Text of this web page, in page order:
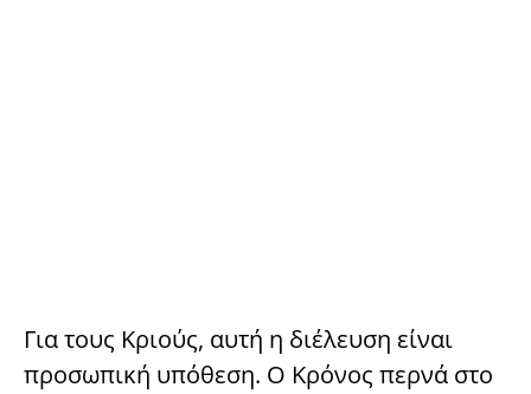
Για τους Κριούς, αυτή η διέλευση είναι
προσωπική υπόθεση. Ο Κρόνος περνά στο